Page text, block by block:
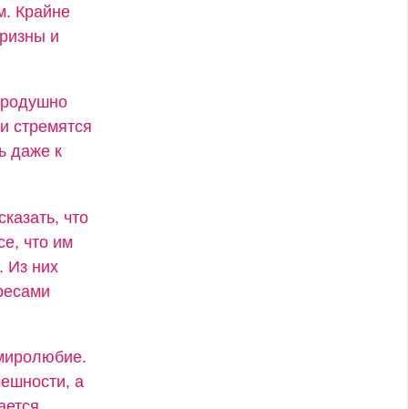
Крайне
и
стремятся
даже к
что
что им
Из них
а